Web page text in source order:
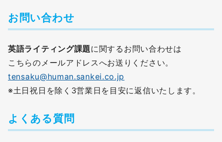
お問い合わせ
英語ライティング課題に関するお問い合わせは
こちらのメールアドレスへお送りください。
tensaku@human.sankei.co.jp
※土日祝日を除く3営業日を目安に返信いたします。
よくある質問